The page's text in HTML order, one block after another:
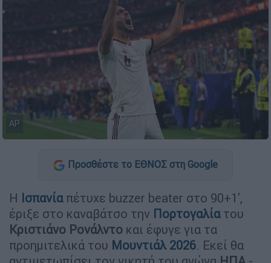
AP
Προσθέστε το ΕΘΝΟΣ στη Google
Η Ισπανίαπέτυχε buzzer beater στο 90+1',
έριξε στο καναβάτσο την Πορτογαλίατου
Κριστιάνο Ρονάλντο και έφυγε για τα
προημιτελικά του Μουντιάλ 2026. Εκεί θα